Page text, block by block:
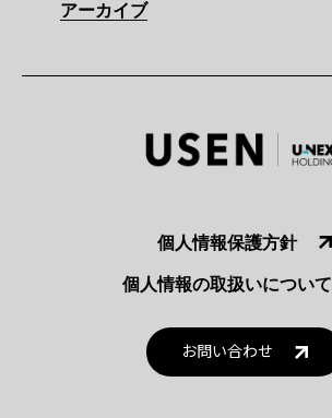
アーカイブ
個人情報保護方針
個人情報の取扱いについて
お問い合わせ